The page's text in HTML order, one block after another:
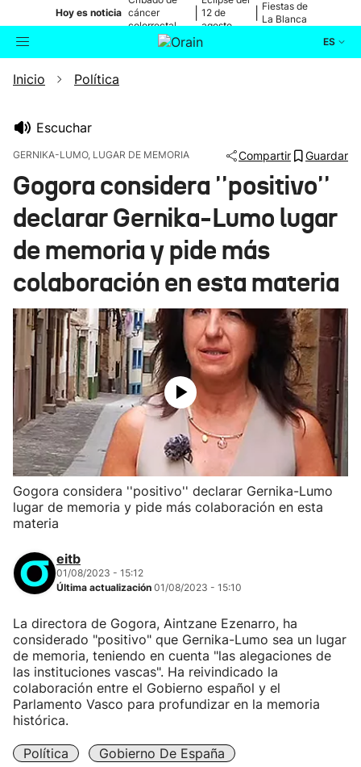
Hoy es noticia cáncer
colorrectal
12 de
agosto
Fiestas de
La Blanca
ES
Buscador
Ikusmiran
Eguraldia
Inicio Política
Escuchar
GERNIKA-LUMO, LUGAR DE MEMORIA Compartir Guardar
Gogora considera ''positivo''
declarar Gernika-Lumo lugar
de memoria y pide más
colaboración en esta materia
Gogora considera ''positivo'' declarar Gernika-Lumo
lugar de memoria y pide más colaboración en esta
materia
eitb
01/08/2023 - 15:12
Última actualización 01/08/2023 - 15:10
La directora de Gogora, Aintzane Ezenarro, ha
considerado "positivo" que Gernika-Lumo sea un lugar
de memoria, teniendo en cuenta "las alegaciones de
las instituciones vascas". Ha reivindicado la
colaboración entre el Gobierno español y el
Parlamento Vasco para profundizar en la memoria
histórica.
Política
Gobierno De España